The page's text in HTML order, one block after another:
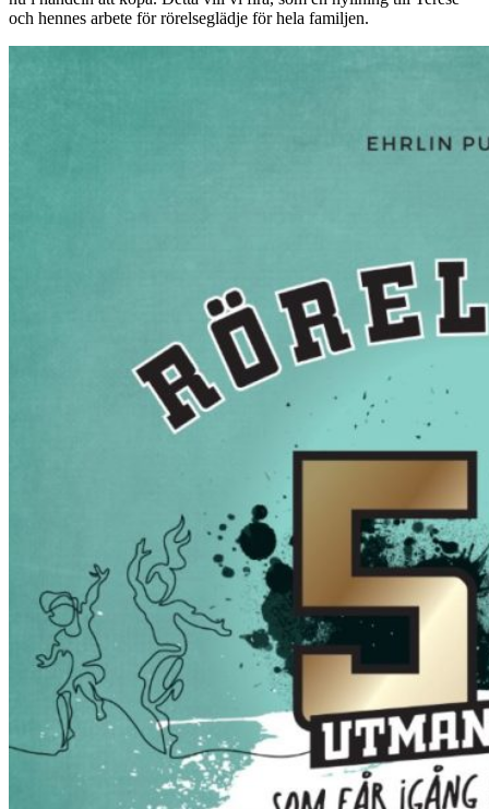
och hennes arbete för rörelseglädje för hela familjen.